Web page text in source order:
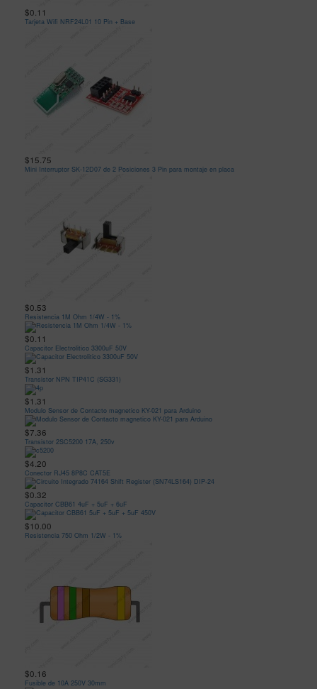
$0.11
Tarjeta Wifi NRF24L01 10 Pin + Base
$15.75
Mini Interruptor SK-12D07 de 2 Posiciones 3 Pin para montaje en placa
$0.53
Resistencia 1M Ohm 1/4W - 1%
$0.11
Capacitor Electrolitico 3300uF 50V
$1.31
Transistor NPN TIP41C (SG331)
$1.31
Modulo Sensor de Contacto magnetico KY-021 para Arduino
$7.36
Transistor 2SC5200 17A, 250v
$4.20
Conector RJ45 8P8C CAT5E
$0.32
Capacitor CBB61 4uF + 5uF + 6uF
$10.00
Resistencia 750 Ohm 1/2W - 1%
$0.16
Fusible de 10A 250V 30mm